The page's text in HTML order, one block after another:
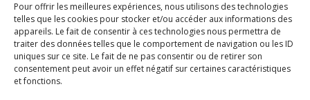
Pour offrir les meilleures expériences, nous utilisons des technologies
telles que les cookies pour stocker et/ou accéder aux informations des
appareils. Le fait de consentir à ces technologies nous permettra de
traiter des données telles que le comportement de navigation ou les ID
uniques sur ce site. Le fait de ne pas consentir ou de retirer son
consentement peut avoir un effet négatif sur certaines caractéristiques
et fonctions.
FAIRE UN DON